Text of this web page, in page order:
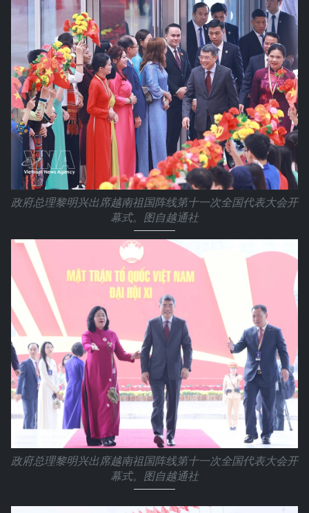
政府总理黎明兴出席越南祖国阵线第十一次全国代表大会开
幕式。图自越通社
政府总理黎明兴出席越南祖国阵线第十一次全国代表大会开
幕式。图自越通社